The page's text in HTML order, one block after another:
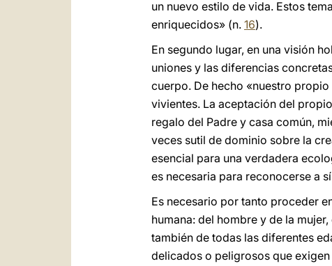
un nuevo estilo de vida. Estos
enriquecidos» (n. 16).
En segundo lugar, en una visión
uniones y las diferencias
cuerpo. De hecho «nuestro
vivientes. La aceptación del
regalo del Padre y casa común,
veces sutil de dominio sobre la
esencial para una verdadera
es necesaria para reconocerse a
Es necesario por tanto proceder
humana: del hombre y de la
también de todas las diferentes
delicados o peligrosos que